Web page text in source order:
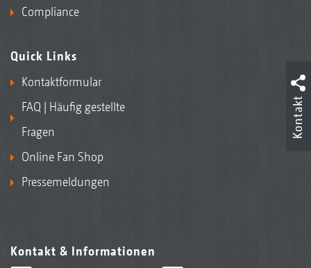
Compliance
Quick Links
Kontaktformular
FAQ | Häufig gestellte
Fragen
Online Fan Shop
Pressemeldungen
Kontakt & Informationen
Kontakt